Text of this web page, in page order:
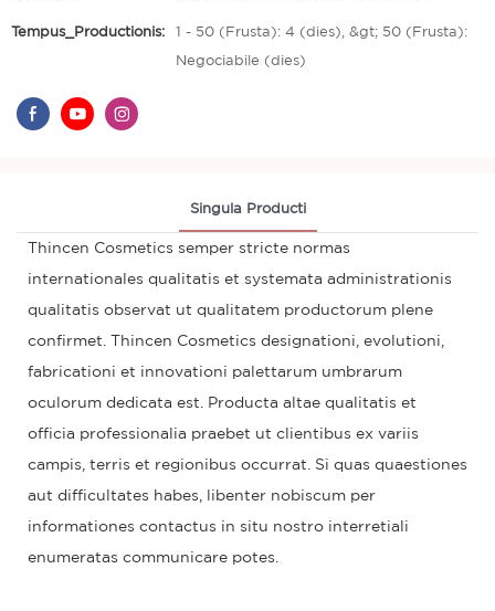
Tempus_Productionis: 1 - 50 (Frusta): 4 (dies), &gt; 50 (Frusta):
Negociabile (dies)
Singula Producti
Thincen Cosmetics semper stricte normas
internationales qualitatis et systemata administrationis
qualitatis observat ut qualitatem productorum plene
confirmet. Thincen Cosmetics designationi, evolutioni,
fabricationi et innovationi palettarum umbrarum
oculorum dedicata est. Producta altae qualitatis et
officia professionalia praebet ut clientibus ex variis
campis, terris et regionibus occurrat. Si quas quaestiones
aut difficultates habes, libenter nobiscum per
informationes contactus in situ nostro interretiali
enumeratas communicare potes.